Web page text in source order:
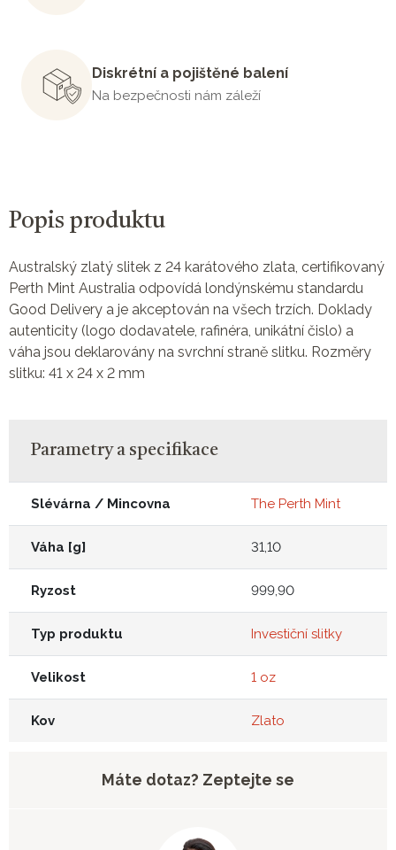
Diskrétní a pojištěné balení
Na bezpečnosti nám záleží
Popis produktu
Australský zlatý slitek z 24 karátového zlata, certifikovaný
Perth Mint Australia odpovídá londýnskému standardu
Good Delivery a je akceptován na všech trzích. Doklady
autenticity (logo dodavatele, rafinéra, unikátní čislo) a
váha jsou deklarovány na svrchní straně slitku. Rozměry
slitku: 41 x 24 x 2 mm
Parametry a specifikace
Slévárna / Mincovna The Perth Mint
Váha [g] 31,10
Ryzost 999,90
Typ produktu Investiční slitky
Velikost 1 oz
Kov Zlato
Máte dotaz? Zeptejte se